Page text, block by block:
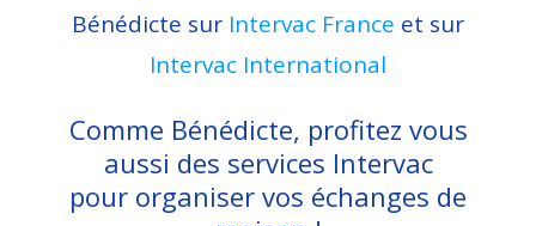
Bénédicte sur Intervac France et sur
Intervac International
Comme Bénédicte, profitez vous
aussi des services Intervac
pour organiser vos échanges de